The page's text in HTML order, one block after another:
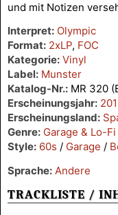
und mit Notizen
Interpret: Olympic
Format: 2xLP, FOC
Kategorie: Vinyl
Label: Munster
Katalog-Nr.: MR 320
Erscheinungsjahr:
Erscheinungsland:
Genre: Garage & Lo-Fi
Style: 60s / Garage /
Sprache: Andere
TRACKLISTE /